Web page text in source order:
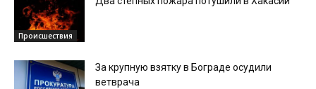
Происшествия
За крупную взятку в Бограде осудили
ветврача